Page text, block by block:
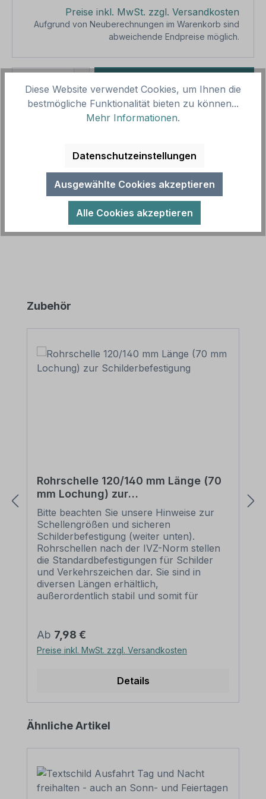
Preise inkl. MwSt. zzgl. Versandkosten
Aufgrund von Neuberechnungen im Warenkorb sind
abweichende Endpreise möglich.
Produkt Anzahl: Gib den gewünschten
Produktnummer:SH17082
Vorlagenummer: HW-TS-131
Beschreibung
Schild Gemeinsamer Rad-, Reit und Wanderweg -
Bitte nehmen Sie Rücksicht aufeinander. Diese
Schild ist in diversen Größen er…Mehr
Produktgalerie überspringen
Zubehör
Rohrschelle 120/140 mm Länge (70
mm Lochung) zur
Schilderbefestigung
Bitte beachten Sie unsere Hinweise zur
Schellengrößen und sicheren
Schilderbefestigung (weiter unten).
Rohrschellen nach der IVZ-Norm stellen
die Standardbefestigungen für Schilder
und Verkehrszeichen dar. Sie sind in
diversen Längen erhältlich,
außerordentlich stabil und somit für
eine sichere Befestigung von Schildern mit
einer Höhe über 200 mm werden zwei
Rohrschellen benötigt. Merkmale dieser
Norm: nach IVZ Material: Stahl,
Verschrauben Schellenlänge: ca. 120
für Pfosten / Ø 76 mm Lochung zur
mm Verpackungseinheiten: 1
zur Befestigung am Pfosten Bitte
beachten Sie: Für eine sichere Befestigung
Regulärer Preis:
Ab 7,98 €
Preise inkl. MwSt. zzgl. Versandkosten
Details
Produktgalerie überspringen
Ähnliche Artikel
Diese Website verwendet Cookies, um Ihnen die
bestmögliche Funktionalität bieten zu können...
Mehr Informationen.
Datenschutzeinstellungen
Ausgewählte Cookies akzeptieren
Alle Cookies akzeptieren